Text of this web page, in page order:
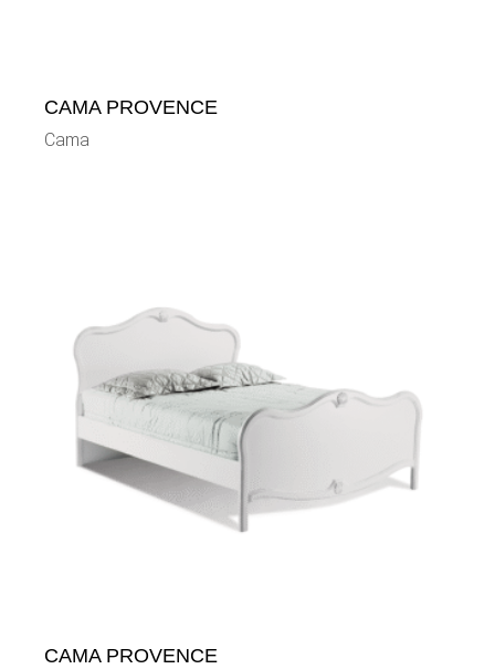
CAMA PROVENCE
Cama
CAMA PROVENCE